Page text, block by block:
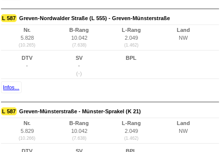
L 587 Greven-Nordwalder Straße (L 555) - Greven-Münsterstraße
Nr.
5.828
(10.265)
B-Rang
10.042
(7.638)
L-Rang
2.049
(1.462)
Land
NW
DTV
-
SV
-
(-)
BPL
Infos...
L 587 Greven-Münsterstraße - Münster-Sprakel (K 21)
Nr.
5.829
(10.266)
B-Rang
10.042
(7.638)
L-Rang
2.049
(1.462)
Land
NW